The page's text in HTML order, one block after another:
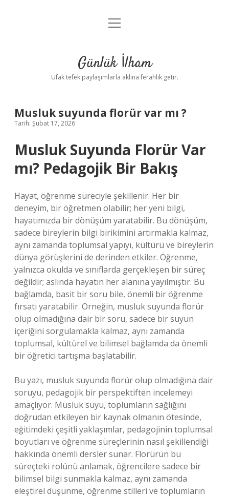
Anasayfa
Yasal Uyarı
menüyü
Günlük İlham
Ufak tefek paylaşımlarla aklına ferahlık getir.
Musluk suyunda florür var mı ?
Tarih: Şubat 17, 2026
Musluk Suyunda Florür Var
mı? Pedagojik Bir Bakış
Hayat, öğrenme süreciyle şekillenir. Her bir
deneyim, bir öğretmen olabilir; her yeni bilgi,
hayatımızda bir dönüşüm yaratabilir. Bu dönüşüm,
sadece bireylerin bilgi birikimini artırmakla kalmaz,
aynı zamanda toplumsal yapıyı, kültürü ve bireylerin
dünya görüşlerini de derinden etkiler. Öğrenme,
yalnızca okulda ve sınıflarda gerçekleşen bir süreç
değildir; aslında hayatın her alanına yayılmıştır. Bu
bağlamda, basit bir soru bile, önemli bir öğrenme
fırsatı yaratabilir. Örneğin, musluk suyunda florür
olup olmadığına dair bir soru, sadece bir suyun
içeriğini sorgulamakla kalmaz, aynı zamanda
toplumsal, kültürel ve bilimsel bağlamda da önemli
bir öğretici tartışma başlatabilir.
Bu yazı, musluk suyunda florür olup olmadığına dair
soruyu, pedagojik bir perspektiften incelemeyi
amaçlıyor. Musluk suyu, toplumların sağlığını
doğrudan etkileyen bir kaynak olmanın ötesinde,
eğitimdeki çeşitli yaklaşımlar, pedagojinin toplumsal
boyutları ve öğrenme süreçlerinin nasıl şekillendiği
hakkında önemli dersler sunar. Florürün bu
süreçteki rolünü anlamak, öğrencilere sadece bir
bilimsel bilgi sunmakla kalmaz, aynı zamanda
eleştirel düşünme, öğrenme stilleri ve toplumların